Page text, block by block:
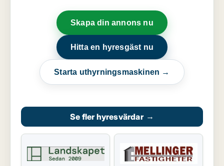
Skapa din annons nu
Hitta en hyresgäst nu
Starta uthyrningsmaskinen →
Se fler hyresvärdar →